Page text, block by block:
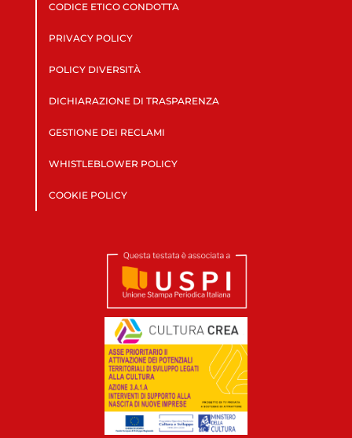
CODICE ETICO CONDOTTA
PRIVACY POLICY
POLICY DIVERSITÀ
DICHIARAZIONE DI TRASPARENZA
GESTIONE DEI RECLAMI
WHISTLEBLOWER POLICY
COOKIE POLICY